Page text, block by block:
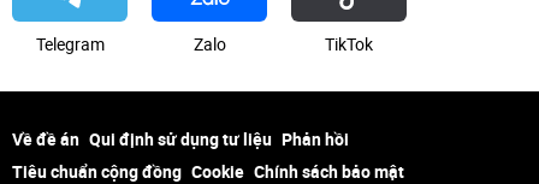
Telegram Zalo ТikТоk
Về đề án Qui định sử dụng tư liệu Phản hồi
Tiêu chuẩn cộng đồng Cookie Chính sách bảo mật